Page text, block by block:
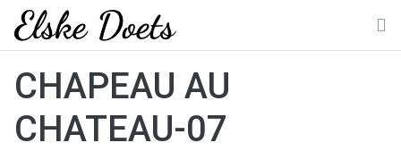
Skip
content
CHAPEAU AU
CHATEAU-07